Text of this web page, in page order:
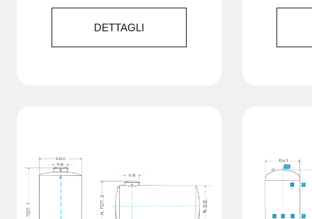
DETTAGLI